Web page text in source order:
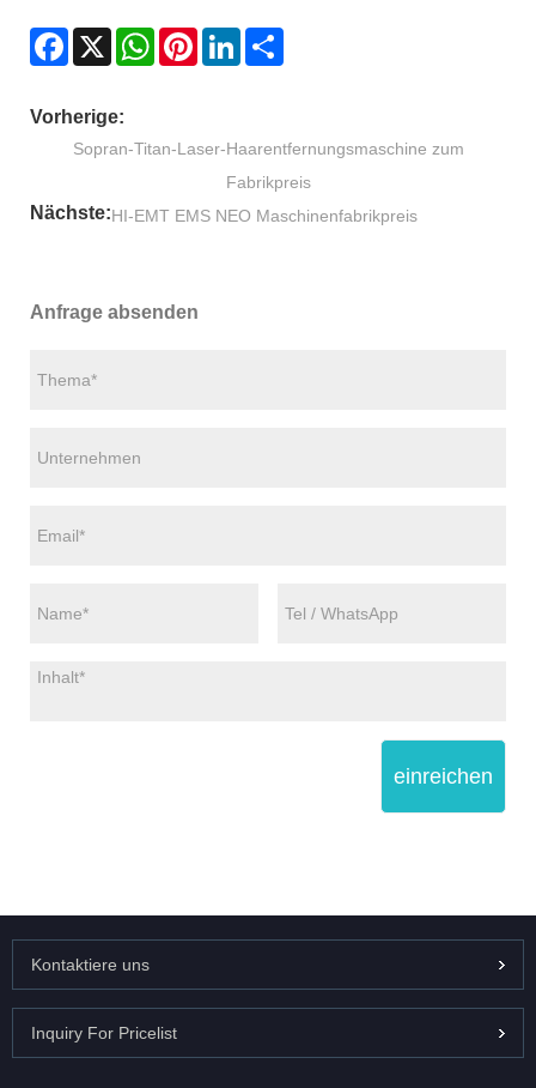
Facebook
X WhatsAppPinterestLinkedIn
Vorherige:
Sopran-Titan-Laser-Haarentfernungsmaschine zum
Fabrikpreis
Nächste:HI-EMT EMS NEO Maschinenfabrikpreis
Anfrage absenden
einreichen
Kontaktiere uns
Inquiry For Pricelist